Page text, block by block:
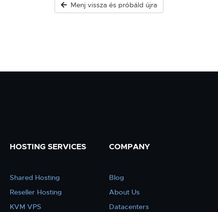
Menj vissza és próbáld újra
HOSTING SERVICES
Shared Hosting
Reseller Hosting
KVM VPS
COMPANY
Blog
About Us
Datacenters